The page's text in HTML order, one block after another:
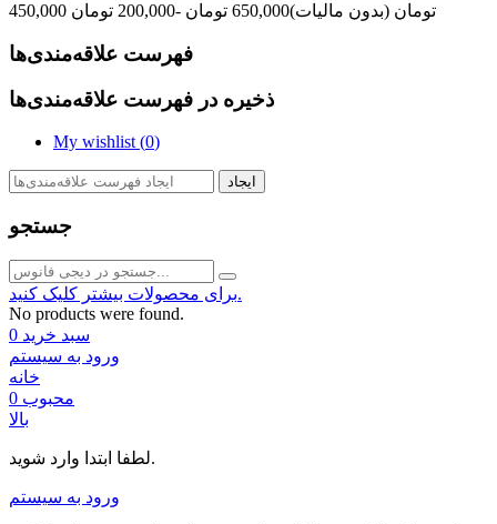
450,000 تومان (بدون مالیات)650,000 تومان -200,000 تومان
فهرست علاقه‌مندی‌ها
ذخیره در فهرست علاقه‌مندی‌ها
My wishlist (0)
ایجاد
جستجو
برای محصولات بیشتر کلیک کنید.
No products were found.
سبد خرید 0
ورود به سیستم
خانه
محبوب 0
بالا
لطفا ابتدا وارد شوید.
ورود به سیستم